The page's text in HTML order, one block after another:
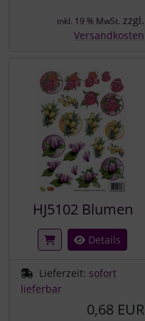
inkl. 19 % MwSt. zzgl.
Versandkosten
HJ5102 Blumen
Details
Lieferzeit: sofort
lieferbar
0,68 EUR